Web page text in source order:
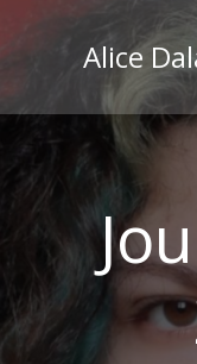
Alice